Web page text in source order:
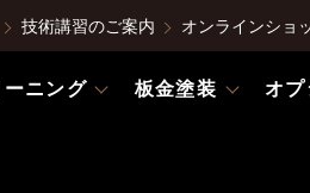
技術講習のご案内 オンラインショ
ーニング 板金塗装 オプ